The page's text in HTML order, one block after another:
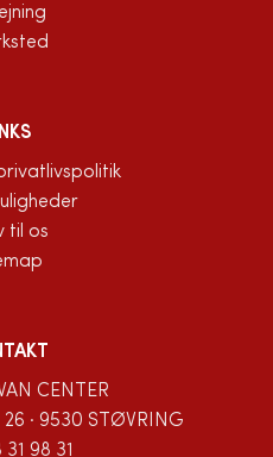
til os
CENTER
26 · 9530 STØVRING
31 98 31